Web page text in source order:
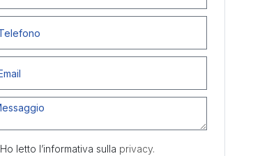
Ho letto l’informativa sulla privacy.